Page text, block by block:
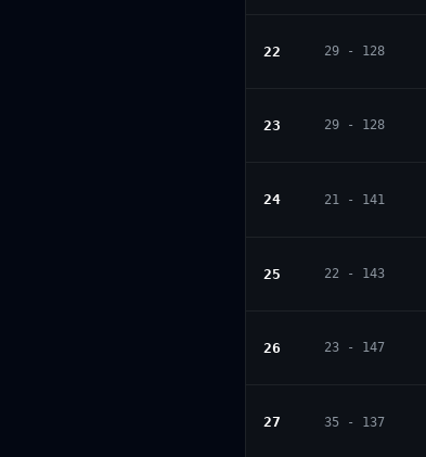
22 29 - 128
23 29 - 128
24 21 - 141
25 22 - 143
26 23 - 147
27 35 - 137